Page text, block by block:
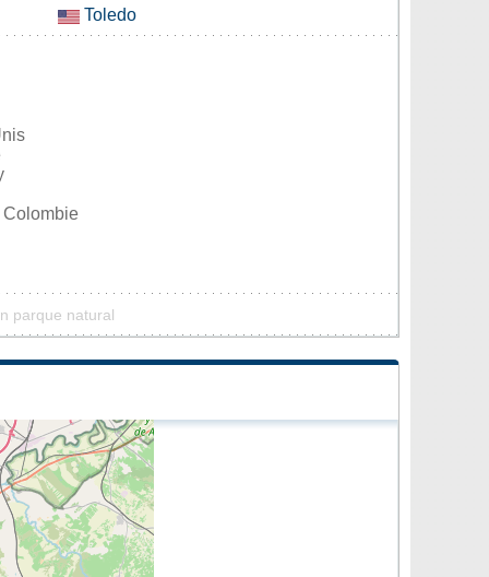
Toledo
Colombie
parque natural